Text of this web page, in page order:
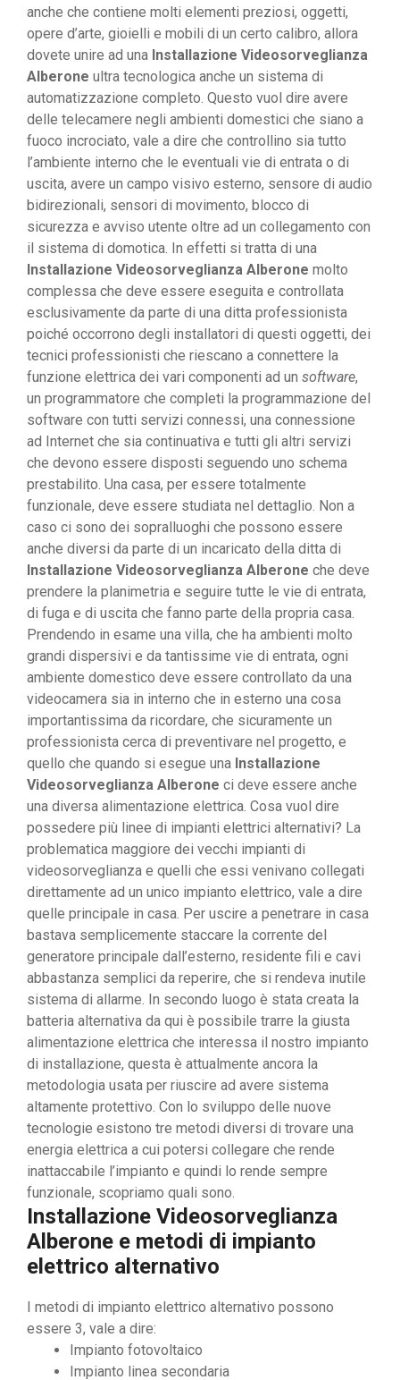
anche che contiene molti elementi preziosi, oggetti,
opere d’arte, gioielli e mobili di un certo calibro, allora
dovete unire ad una Installazione Videosorveglianza
Alberone ultra tecnologica anche un sistema di
automatizzazione completo. Questo vuol dire avere
delle telecamere negli ambienti domestici che siano a
fuoco incrociato, vale a dire che controllino sia tutto
l’ambiente interno che le eventuali vie di entrata o di
uscita, avere un campo visivo esterno, sensore di audio
bidirezionali, sensori di movimento, blocco di
sicurezza e avviso utente oltre ad un collegamento con
il sistema di domotica. In effetti si tratta di una
Installazione Videosorveglianza Alberone molto
complessa che deve essere eseguita e controllata
esclusivamente da parte di una ditta professionista
poiché occorrono degli installatori di questi oggetti, dei
tecnici professionisti che riescano a connettere la
funzione elettrica dei vari componenti ad un software,
un programmatore che completi la programmazione del
software con tutti servizi connessi, una connessione
ad Internet che sia continuativa e tutti gli altri servizi
che devono essere disposti seguendo uno schema
prestabilito. Una casa, per essere totalmente
funzionale, deve essere studiata nel dettaglio. Non a
caso ci sono dei sopralluoghi che possono essere
anche diversi da parte di un incaricato della ditta di
Installazione Videosorveglianza Alberone che deve
prendere la planimetria e seguire tutte le vie di entrata,
di fuga e di uscita che fanno parte della propria casa.
Prendendo in esame una villa, che ha ambienti molto
grandi dispersivi e da tantissime vie di entrata, ogni
ambiente domestico deve essere controllato da una
videocamera sia in interno che in esterno una cosa
importantissima da ricordare, che sicuramente un
professionista cerca di preventivare nel progetto, e
quello che quando si esegue una Installazione
Videosorveglianza Alberone ci deve essere anche
una diversa alimentazione elettrica. Cosa vuol dire
possedere più linee di impianti elettrici alternativi? La
problematica maggiore dei vecchi impianti di
videosorveglianza e quelli che essi venivano collegati
direttamente ad un unico impianto elettrico, vale a dire
quelle principale in casa. Per uscire a penetrare in casa
bastava semplicemente staccare la corrente del
generatore principale dall’esterno, residente fili e cavi
abbastanza semplici da reperire, che si rendeva inutile
sistema di allarme. In secondo luogo è stata creata la
batteria alternativa da qui è possibile trarre la giusta
alimentazione elettrica che interessa il nostro impianto
di installazione, questa è attualmente ancora la
metodologia usata per riuscire ad avere sistema
altamente protettivo. Con lo sviluppo delle nuove
tecnologie esistono tre metodi diversi di trovare una
energia elettrica a cui potersi collegare che rende
inattaccabile l’impianto e quindi lo rende sempre
funzionale, scopriamo quali sono.
Installazione Videosorveglianza
Alberone e metodi di impianto
elettrico alternativo
I metodi di impianto elettrico alternativo possono
essere 3, vale a dire:
Impianto fotovoltaico
Impianto linea secondaria